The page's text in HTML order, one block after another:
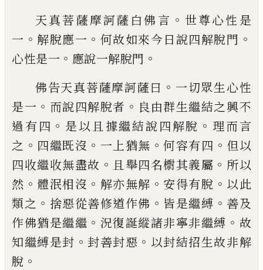
天真菩薩摩訶薩白佛言 。 世尊心性是
一 。 解脫應一 。 何故如來今日說四解脫門 。
心性是一 。 應說一解脫門 。
佛告天真菩薩摩訶薩曰 。 一切眾生心性
是一 。 而說四解脫者 。 良由群生繼結之興不
過有四 。 是以且據繼結說四解脫 。 理而言
之 。 四繼既沒 。 一上猶無 。何容有四 。 但以
四收繼收無盡故 。 且舉四名㯹其義屬 。 所以
然 。 體泯相沒 。 解亦無解 。 安得有脫 。 以此
類之 。 捨惡從善修道作佛 。 皆是繼縛 。 善及
作佛猶是繼繼 。 況復誕縱諸非寧非繼縛 。 故
知繼縛是封 。 封善封惡 。 以封結招生故非解
脫 。